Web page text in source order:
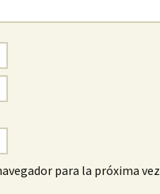
para la próxima vez